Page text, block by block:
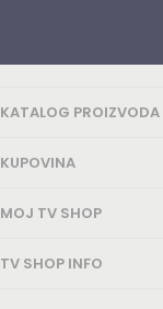
KATALOG PROIZVODA
KUPOVINA
MOJ TV SHOP
TV SHOP INFO